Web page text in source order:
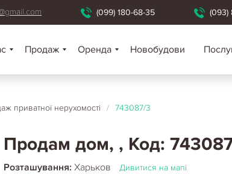
(099) 180-68-35 (093)
Продаж Оренда Новобудови
приватної нерухомості / 743087/3
Продам дом, , Код:
Розташування: Харьков Дивитися на мапі